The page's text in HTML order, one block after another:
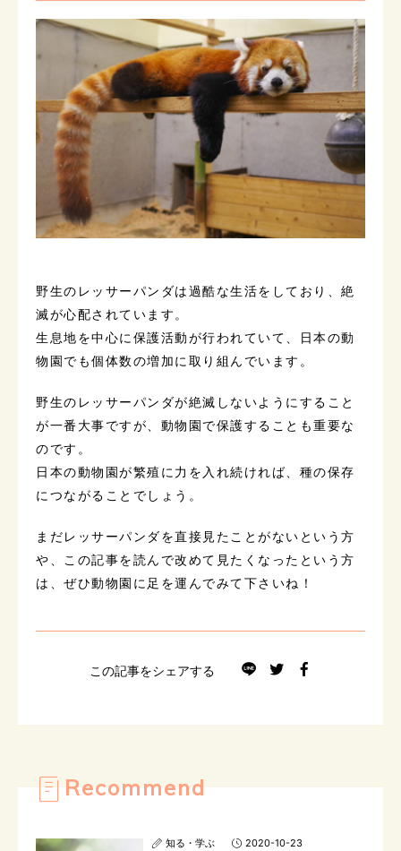
野生のレッサーパンダは過酷な生活をしており、絶
滅が心配されています。
生息地を中心に保護活動が行われていて、日本の動
物園でも個体数の増加に取り組んでいます。
野生のレッサーパンダが絶滅しないようにすること
が一番大事ですが、動物園で保護することも重要な
のです。
日本の動物園が繁殖に力を入れ続ければ、種の保存
につながることでしょう。
まだレッサーパンダを直接見たことがないという方
や、この記事を読んで改めて見たくなったという方
は、ぜひ動物園に足を運んでみて下さいね！
この記事をシェアする
知る・学ぶ 2020-10-23
Recommend